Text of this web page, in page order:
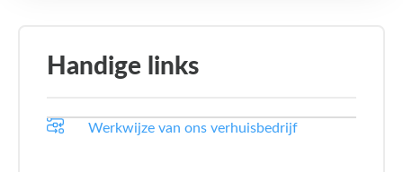
Handige links
Werkwijze van ons verhuisbedrijf